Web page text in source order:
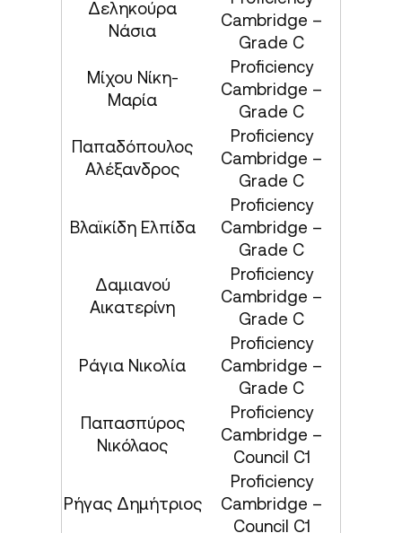
Δεληκούρα
Νάσια
Cambridge –
Grade C
Μίχου Νίκη-
Μαρία
Proficiency
Cambridge –
Grade C
Παπαδόπουλος
Αλέξανδρος
Proficiency
Cambridge –
Grade C
Βλαϊκίδη Ελπίδα
Proficiency
Cambridge –
Grade C
Δαμιανού
Αικατερίνη
Proficiency
Cambridge –
Grade C
Ράγια Νικολία
Proficiency
Cambridge –
Grade C
Παπασπύρος
Νικόλαος
Proficiency
Cambridge –
Council C1
Ρήγας Δημήτριος
Proficiency
Cambridge –
Council C1